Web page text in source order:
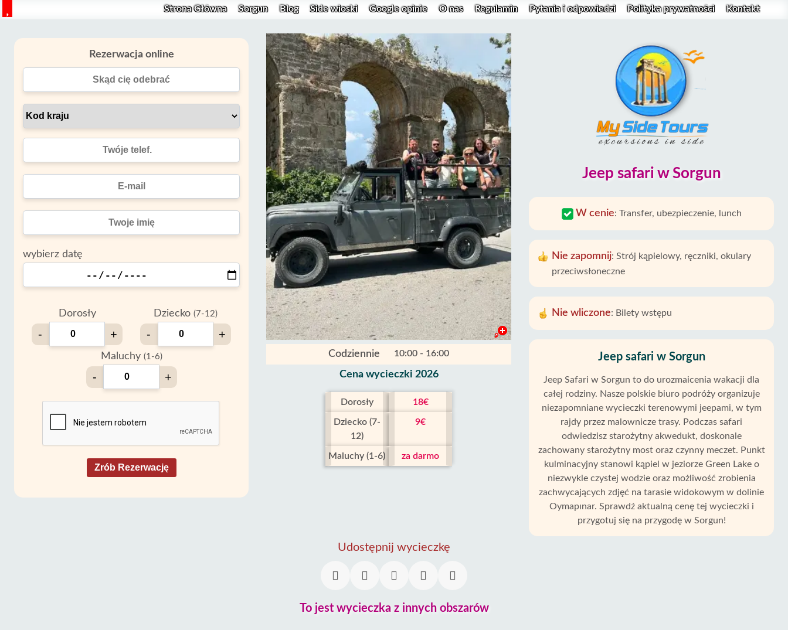
Strona Główna Sorgun Blog Side wioski Google opinie O nas Regulamin Pytania i odpowiedzi Polityka prywatności Kontakt
Jeep safari w Sorgun
W cenie: Transfer, ubezpieczenie, lunch
Nie zapomnij: Strój kąpielowy, ręczniki, okulary
przeciwsłoneczne
Nie wliczone: Bilety wstępu
Jeep safari w Sorgun
Jeep Safari w Sorgun to do urozmaicenia wakacji dla
całej rodziny. Nasze polskie biuro podróży organizuje
niezapomniane wycieczki terenowymi jeepami, w tym
rajdy przez malownicze trasy. Podczas safari
odwiedzisz starożytny akwedukt, doskonale
zachowany starożytny most oraz czynny meczet. Punkt
kulminacyjny stanowi kąpiel w jeziorze Green Lake o
niezwykle czystej wodzie oraz możliwość zrobienia
zachwycających zdjęć na tarasie widokowym w dolinie
Oymapınar. Sprawdź aktualną cenę tej wycieczki i
przygotuj się na przygodę w Sorgun!
Codziennie 10:00 - 16:00
Cena wycieczki 2026
Dorosły 18€
Dziecko (7-
12)
9€
Maluchy (1-6) za darmo
Rezerwacja online
wybierz datę
Dorosły
- +
Dziecko (7-12)
- +
Maluchy (1-6)
- +
Zrób Rezerwację
Udostępnij wycieczkę
To jest wycieczka z innych obszarów